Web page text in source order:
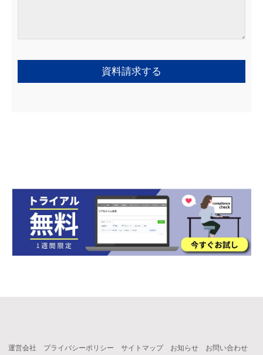
運営会社 プライバシーポリシー サイトマップ お知らせ お問い合わせ